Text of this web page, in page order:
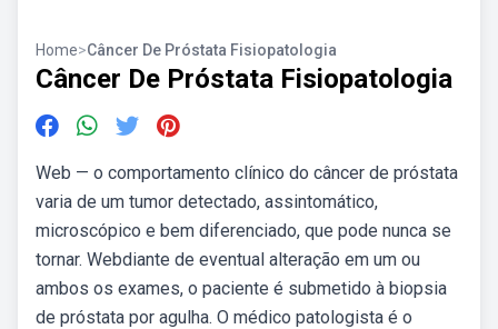
Home>Câncer De Próstata Fisiopatologia
Câncer De Próstata Fisiopatologia
Web — o comportamento clínico do câncer de próstata
varia de um tumor detectado, assintomático,
microscópico e bem diferenciado, que pode nunca se
tornar. Webdiante de eventual alteração em um ou
ambos os exames, o paciente é submetido à biopsia
de próstata por agulha. O médico patologista é o